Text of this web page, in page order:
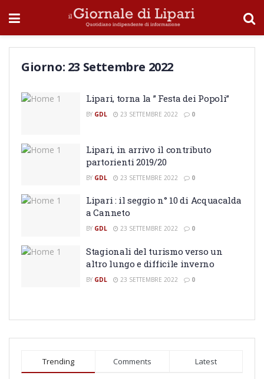
Giorno: 23 Settembre 2022
Lipari, torna la ” Festa dei Popoli”
BY GDL 23 SETTEMBRE 2022 0
Lipari, in arrivo il contributo
partorienti 2019/20
BY GDL 23 SETTEMBRE 2022 0
Lipari : il seggio n° 10 di Acquacalda
a Canneto
BY GDL 23 SETTEMBRE 2022 0
Stagionali del turismo verso un
altro lungo e difficile inverno
BY GDL 23 SETTEMBRE 2022 0
Trending Comments Latest